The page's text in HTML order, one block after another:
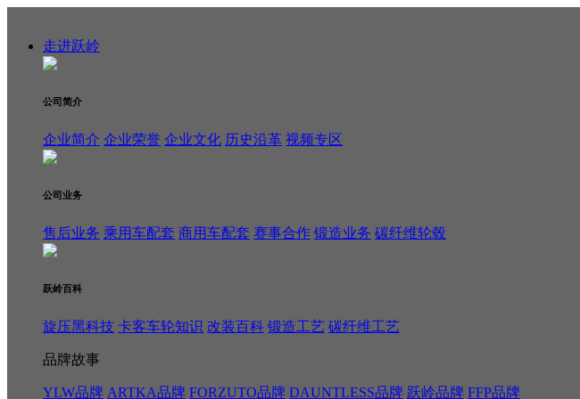
走进跃岭
公司简介
企业简介 企业荣誉 企业文化 历史沿革 视频专区
公司业务
售后业务 乘用车配套 商用车配套 赛事合作 锻造业务 碳纤维轮毂
跃岭百科
旋压黑科技 卡客车轮知识 改装百科 锻造工艺 碳纤维工艺
品牌故事
YLW品牌 ARTKA品牌 FORZUTO品牌 DAUNTLESS品牌 跃岭品牌 FFP品牌